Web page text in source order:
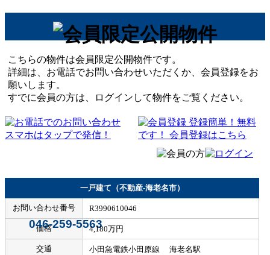
こちらの物件は会員限定公開物件です。
詳細は、お電話でお問い合わせいただくか、会員登録をお
願いします。
すでに会員の方は、ログインして物件をご覧ください。
046-259-5563
一戸建て（不動産-海老名市）
お問い合わせ番号 R3990610046
価格 4,180万円
交通 小田急電鉄小田原線 海老名駅